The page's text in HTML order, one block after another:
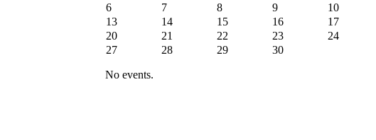
6
7 8 9 10
13
14 15 16 17
20
21 22 23 24
27
28 29 30
No events.